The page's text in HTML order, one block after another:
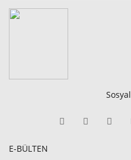
E-BÜLTEN